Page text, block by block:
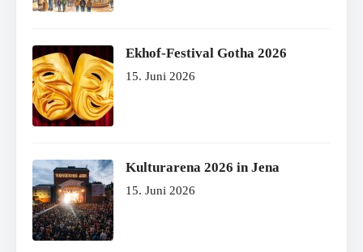
Ekhof-Festival Gotha 2026
15. Juni 2026
Kulturarena 2026 in Jena
15. Juni 2026